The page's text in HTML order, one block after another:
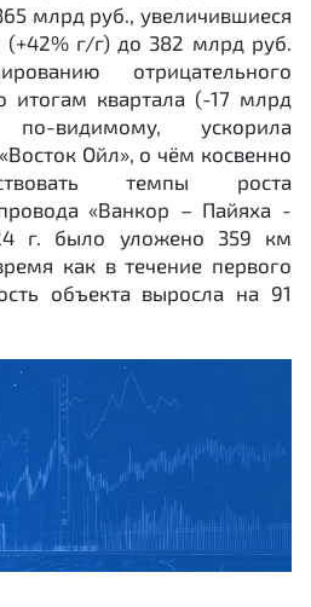
млрд руб., увеличившиеся
(+42% г/г) до 382 млрд руб.
отрицательного
итогам квартала (-17 млрд
видимому, ускорила
Ойл», о чём косвенно
темпы роста
«Ванкор – Пайяха -
г. было уложено 359 км
как в течение первого
объекта выросла на 91